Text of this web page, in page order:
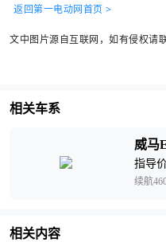
返回第一电动网首页 >
文中图片源自互联网，如有侵权请联
相关车系
威马
指导价
续航
相关内容